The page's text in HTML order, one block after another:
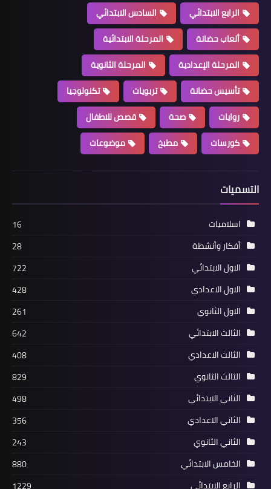
الرابع الابتدائي
السادس الابتدائي
ألعاب حضانة
المرحلة الابتدائية
المرحلة الإعدادية
المرحلة الثانوية
تأسيس حضانة
تربويات
تكنولوجيا
روايات
صحة
قصص للاطفال
كورسات
مطبخ موضوعات
التسميات
اسلاميات
16
أفكار وأنشطة
28
الاول الابتدائي
722
الاول الاعدادي
428
الاول الثانوي
261
الثالث الابتدائي
642
الثالث الاعدادي
408
الثالث الثانوي
829
الثاني الابتدائي
498
الثاني الاعدادي
356
الثاني الثانوي
243
الخامس الابتدائي
880
الرابع الابتدائي